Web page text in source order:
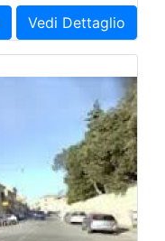
Vedi Dettaglio